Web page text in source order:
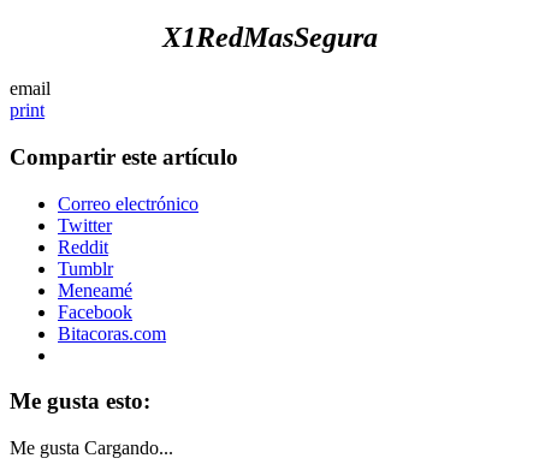
X1RedMasSegura
email
print
Compartir este artículo
Correo electrónico
Twitter
Reddit
Tumblr
Meneamé
Facebook
Bitacoras.com
Me gusta esto:
Me gusta Cargando...